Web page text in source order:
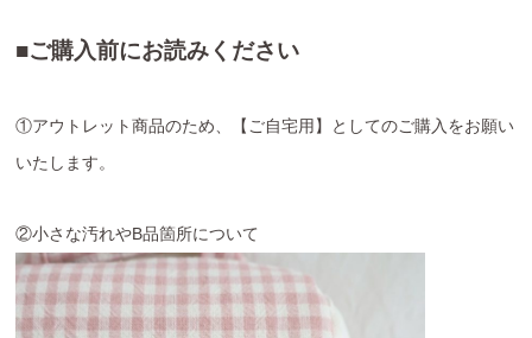
■ご購入前にお読みください
①アウトレット商品のため、【ご自宅用】としてのご購入をお願い
いたします。
②小さな汚れやB品箇所について